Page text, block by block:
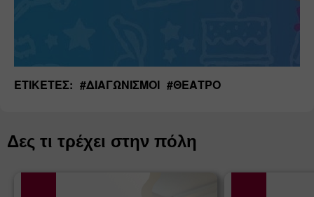
ΕΤΙΚΈΤΕΣ: #ΔΙΑΓΩΝΙΣΜΟΊ #ΘΈΑΤΡΟ
Δες τι τρέχει στην πόλη